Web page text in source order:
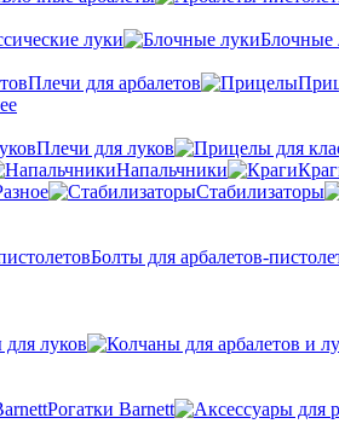
луки Блочные
Плечи для арбалетов
Плечи для луков
Напальчники
Стабилизаторы
Болты для арбалетов-
луков
Рогатки Barnett